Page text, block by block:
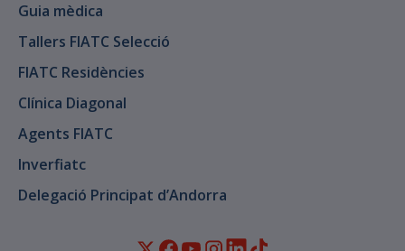
Guia mèdica
Tallers FIATC Selecció
FIATC Residències
Clínica Diagonal
Agents FIATC
Inverfiatc
Delegació Principat d’Andorra